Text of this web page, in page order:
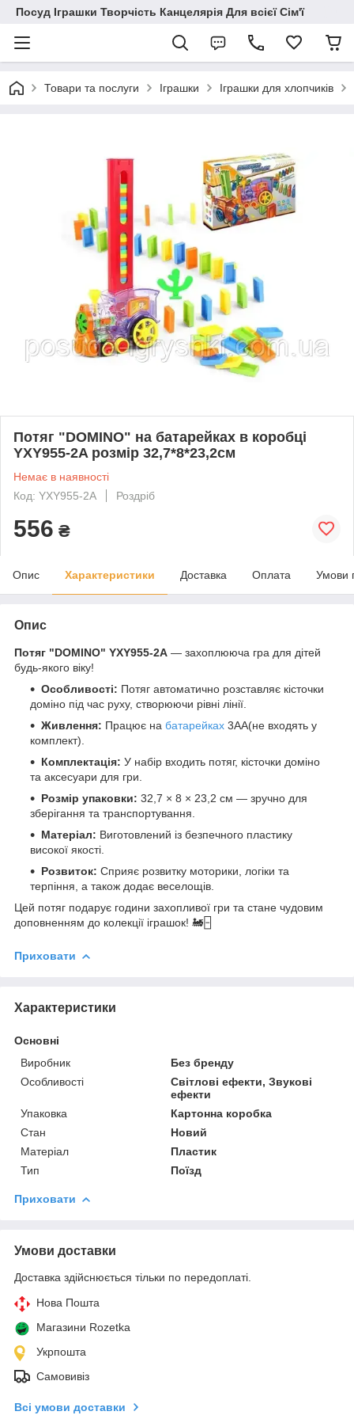
Посуд Іграшки Творчість Канцелярія Для всієї Сім'ї
Товари та послуги Іграшки Іграшки для хлопчиків
Потяг "DOMINO" на батарейках в коробці
YXY955-2A розмір 32,7*8*23,2см
Немає в наявності
Код: YXY955-2A
Роздріб
556 ₴
Опис Характеристики Доставка Оплата Умови
Опис
Потяг "DOMINO" YXY955-2A — захоплююча гра для дітей
будь-якого віку!
Особливості: Потяг автоматично розставляє кісточки
доміно під час руху, створюючи рівні лінії.
Живлення: Працює на батарейках 3АА(не входять у
комплект).
Комплектація: У набір входить потяг, кісточки доміно
та аксесуари для гри.
Розмір упаковки: 32,7 × 8 × 23,2 см — зручно для
зберігання та транспортування.
Матеріал: Виготовлений із безпечного пластику
високої якості.
Розвиток: Сприяє розвитку моторики, логіки та
терпіння, а також додає веселощів.
Цей потяг подарує години захопливої гри та стане чудовим
доповненням до колекції іграшок! 🚂🁣
Приховати
Характеристики
Основні
Виробник
Без бренду
Особливості
Світлові ефекти, Звукові
ефекти
Упаковка
Картонна коробка
Стан
Новий
Матеріал
Пластик
Тип
Поїзд
Приховати
Умови доставки
Доставка здійснюється тільки по передоплаті.
Нова Пошта
Магазини Rozetka
Укрпошта
Самовивіз
Всі умови доставки